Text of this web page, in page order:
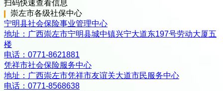
扫码快速查看信息
崇左市各级社保中心
宁明县社会保险事业管理中心
地址： 广西崇左市宁明县城中镇兴宁大道东197号劳动大厦五
楼
电话： 0771-8621881
凭祥市社会保险服务中心
地址： 广西崇左市凭祥市友谊关大道市民服务中心
电话： 0771-8568638